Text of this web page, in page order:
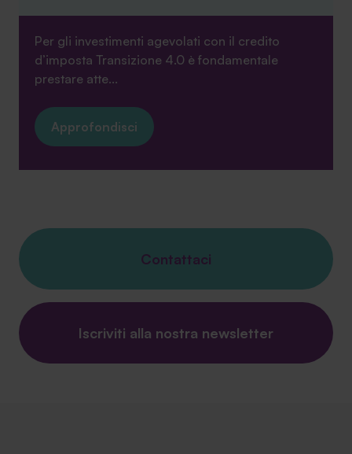
Per gli investimenti agevolati con il credito
d’imposta Transizione 4.0 è fondamentale
prestare atte...
Approfondisci
Contattaci
Iscriviti alla nostra newsletter